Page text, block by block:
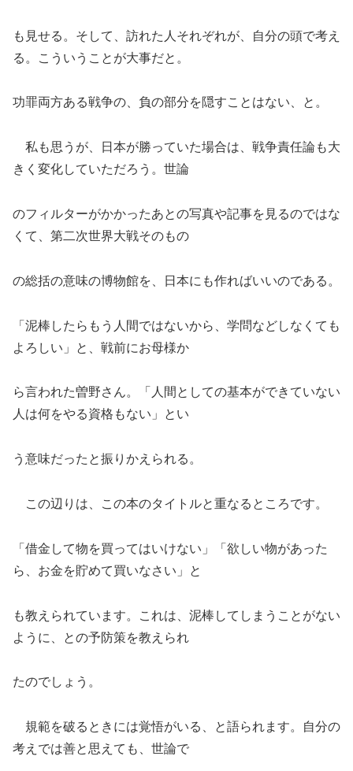
も見せる。そして、訪れた人それぞれが、自分の頭で考え
る。こういうことが大事だと。
功罪両方ある戦争の、負の部分を隠すことはない、と。
私も思うが、日本が勝っていた場合は、戦争責任論も大
きく変化していただろう。世論
のフィルターがかかったあとの写真や記事を見るのではな
くて、第二次世界大戦そのもの
の総括の意味の博物館を、日本にも作ればいいのである。
「泥棒したらもう人間ではないから、学問などしなくても
よろしい」と、戦前にお母様か
ら言われた曽野さん。「人間としての基本ができていない
人は何をやる資格もない」とい
う意味だったと振りかえられる。
この辺りは、この本のタイトルと重なるところです。
「借金して物を買ってはいけない」「欲しい物があった
ら、お金を貯めて買いなさい」と
も教えられています。これは、泥棒してしまうことがない
ように、との予防策を教えられ
たのでしょう。
規範を破るときには覚悟がいる、と語られます。自分の
考えでは善と思えても、世論で